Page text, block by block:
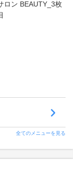
全てのメニューを見る